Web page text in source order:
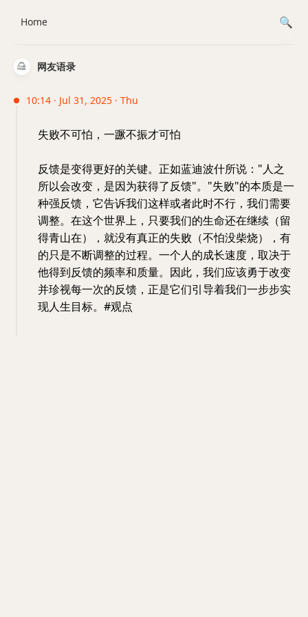
网友语录
10:14 · Jul 31, 2025 · Thu
失败不可怕，一蹶不振才可怕
反馈是变得更好的关键。正如蓝迪波什所说："人之
所以会改变，是因为获得了反馈"。"失败"的本质是一
种强反馈，它告诉我们这样或者此时不行，我们需要
调整。在这个世界上，只要我们的生命还在继续（留
得青山在），就没有真正的失败（不怕没柴烧），有
的只是不断调整的过程。一个人的成长速度，取决于
他得到反馈的频率和质量。因此，我们应该勇于改变
并珍视每一次的反馈，正是它们引导着我们一步步实
现人生目标。#观点
Home